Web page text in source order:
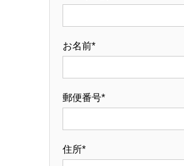
お名前*
郵便番号*
住所*